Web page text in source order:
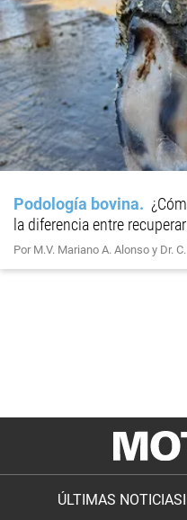
Podología bovina
la diferencia entre
Por M.V. Mariano A. Alonso y Dr.
ÚLTIMAS NOTICIAS